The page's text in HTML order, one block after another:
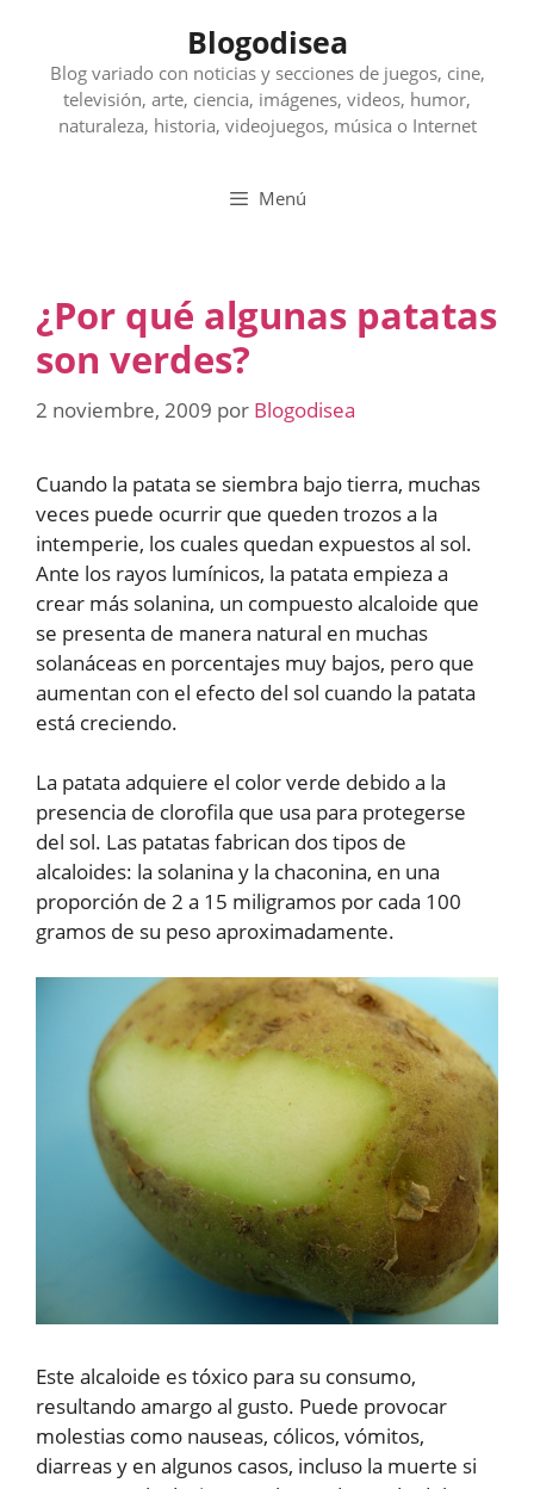
contenido
Blogodisea
Blog variado con noticias y secciones de juegos, cine,
televisión, arte, ciencia, imágenes, videos, humor,
naturaleza, historia, videojuegos, música o Internet
Menú
¿Por qué algunas patatas
son verdes?
2 noviembre, 2009 por Blogodisea
Cuando la patata se siembra bajo tierra, muchas
veces puede ocurrir que queden trozos a la
intemperie, los cuales quedan expuestos al sol.
Ante los rayos lumínicos, la patata empieza a
crear más solanina, un compuesto alcaloide que
se presenta de manera natural en muchas
solanáceas en porcentajes muy bajos, pero que
aumentan con el efecto del sol cuando la patata
está creciendo.
La patata adquiere el color verde debido a la
presencia de clorofila que usa para protegerse
del sol. Las patatas fabrican dos tipos de
alcaloides: la solanina y la chaconina, en una
proporción de 2 a 15 miligramos por cada 100
gramos de su peso aproximadamente.
Este alcaloide es tóxico para su consumo,
resultando amargo al gusto. Puede provocar
molestias como nauseas, cólicos, vómitos,
diarreas y en algunos casos, incluso la muerte si